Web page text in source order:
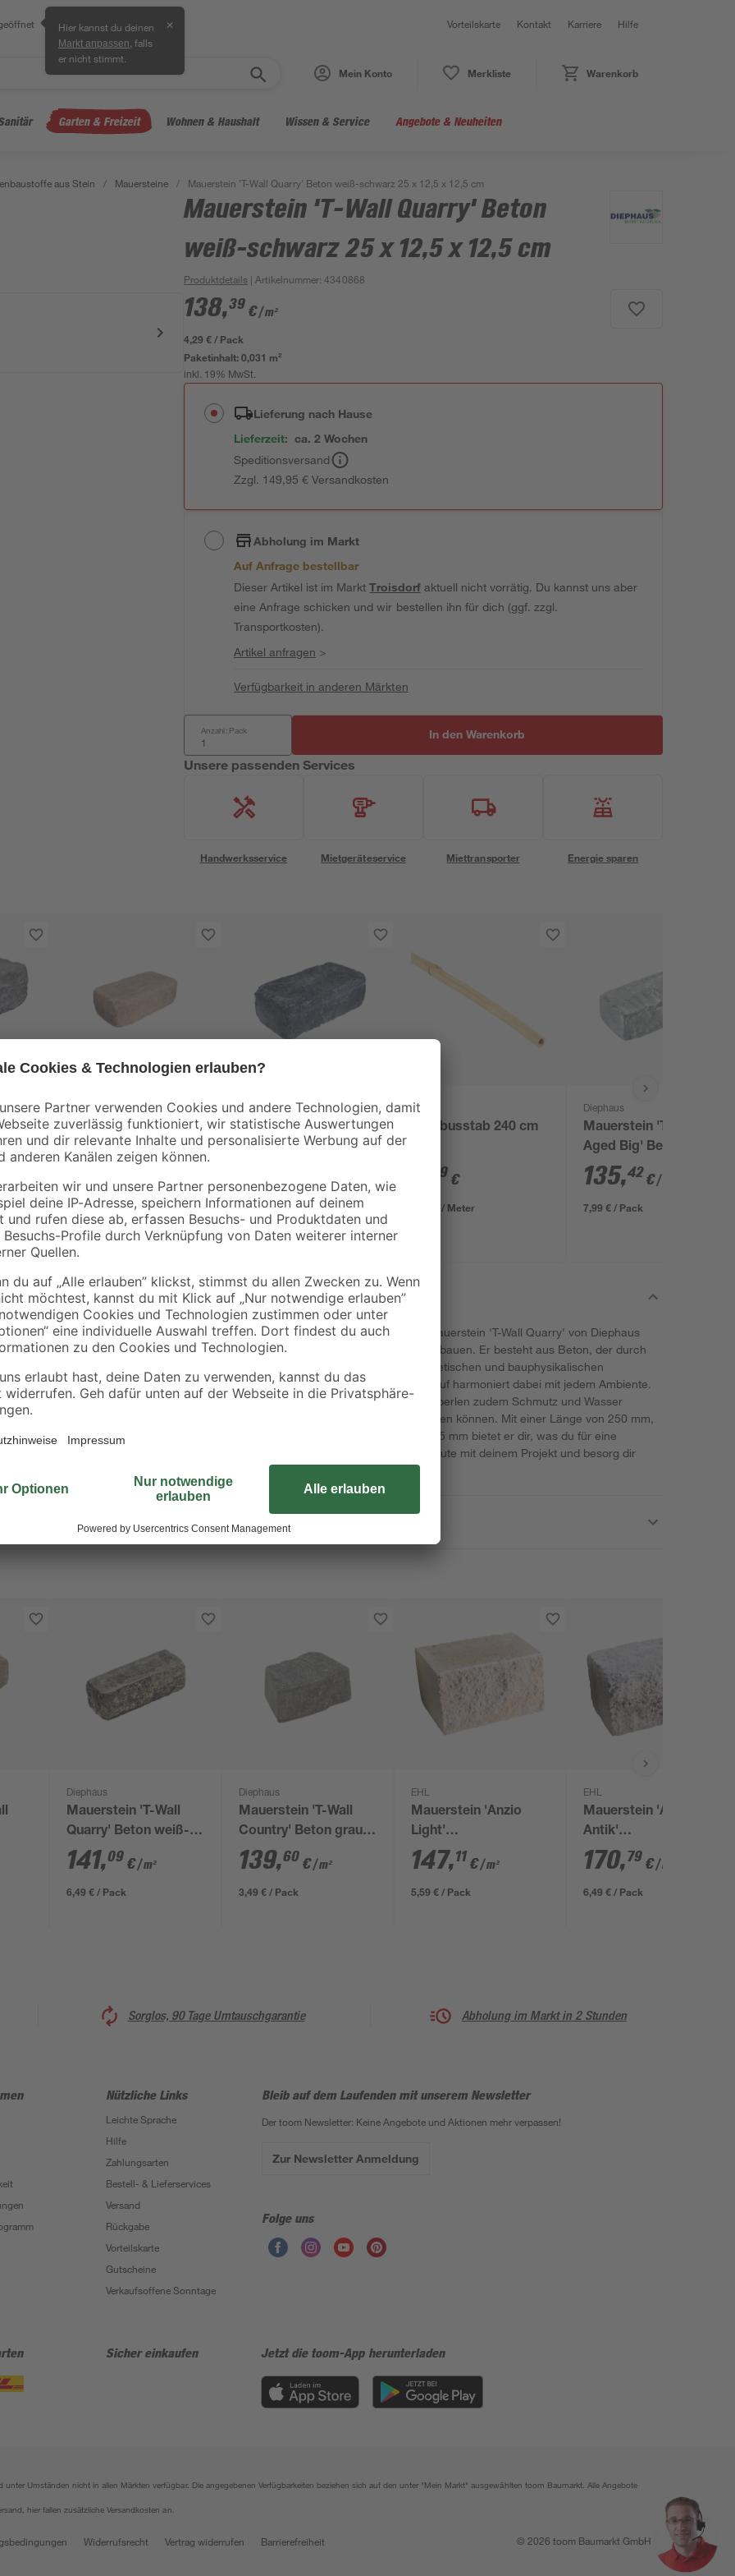
Hier kannst du deinen
Markt anpassen , falls
er nicht stimmt.
✕ Vorteilskarte Kontakt Karriere Hilfe
Mein Konto Merkliste Warenkorb
Garten & Freizeit Wohnen & Haushalt Wissen & Service Angebote & Neuheiten
aus Stein / Mauersteine / Mauerstein 'T-Wall Quarry' Beton weiß-schwarz 25 x 12,5 x 12,5 cm
Mauerstein 'T-Wall Quarry' Beton
weiß-schwarz 25 x 12,5 x 12,5 cm
Produktdetails | Artikelnummer:4340868
138,39 €/ m²
4,29 € / Pack
Paketinhalt:0,031 m²
inkl. 19% MwSt.
Lieferung nach Hause
Lieferzeit: ca. 2 Wochen
Speditionsversand
Zzgl. 149,95 € Versandkosten
Abholung im Markt
Auf Anfrage bestellbar
Dieser Artikel ist im MarktTroisdorfaktuell nicht vorrätig. Du kannst uns aber
eine Anfrage schicken und wir bestellen ihn für dich (ggf. zzgl.
Transportkosten).
Artikel anfragen >
Verfügbarkeit in anderen Märkten
Anzahl: Pack In den Warenkorb
Unsere passenden Services
Handwerksservice Mietgeräteservice Miettransporter Energie sparen
12
EHL
Mauerstein 'Verona
Antik' muschelkalk 40
x 20 x 14 cm
99, € / m²
5,59 € / Pack
EHL
Mauerstein 'Verona
Antik' anthrazit 20 x
99, €/ m²
5,59 € / Pack
Bambusstab 240 cm
99 €
1,66 € / Meter
Diephaus
Mauerstein 'T-Wall
Aged Big' Beton grau
42 x 21 x 14 cm
135,42€/ m²
7,99 € / Pack
ab 3 bis 5 Lagen
keine speziellen
hohe Farbbeständigkeit
Pflege)
Sichtschutz und Blickfang zugleich – mit dem Mauerstein 'T-Wall Quarry' von Diephaus
kannst du eine Mauer für deine Oase im Garten bauen. Er besteht aus Beton, der durch
seine hohe Langlebigkeit, seine statischen, ästhetischen und bauphysikalischen
Eigenschaften besticht. Der natürliche Farbverlauf harmoniert dabei mit jedem Ambiente.
An dem Mauerstein mit der PE-3-Beschichtung perlen zudem Schmutz und Wasser
einfach ab, sodass Pilze und Moos nicht entstehen können. Mit einer Länge von 250 mm,
einer Breite von 125 mm und einer Höhe von 125 mm bietet er dir, was du für eine
erfolgreiche Verlegung benötigst. Starte noch heute mit deinem Projekt und besorg dir
deinen Mauerstein bei uns.
30
Diephaus
Mauerstein 'T-Wall
Quarry' Beton weiß-
schwarz 37,5 x 12,5 x
12,5 cm
141,09 €/ m²
6,49 € / Pack
Diephaus
Mauerstein 'T-Wall
Country' Beton grau
25 x 18 x 10 cm
139,60 €/ m²
3,49 € / Pack
EHL
Mauerstein 'Anzio
Light'
sandsetinfarben 25 x
18 x 15 cm
147,11 €/ m²
5,59 € / Pack
EHL
Mauerstein 'Anzio
Antik'
muschelkalkfarben 25
x 18 x 15 cm
170,79 €/ m²
6,49 € / Pack
Sorglos, 90 Tage Umtauschgarantie Abholung im Markt in 2 Stunden
Nützliche Links
Leichte Sprache
Hilfe
Zahlungsarten
Bestell- & Lieferservices
Versand
Rückgabe
Vorteilskarte
Gutscheine
Verkaufsoffene Sonntage
Bleib auf dem Laufenden mit unserem Newsletter
Der toom Newsletter: Keine Angebote und Aktionen mehr verpassen!
Zur Newsletter Anmeldung
Folge uns
Sicher einkaufen Jetzt die toom-App herunterladen
Umständen nicht in allen Märkten verfügbar. Die angegebenen Verfügbarkeiten beziehen sich auf den unter "Mein Markt" ausgewählten toom Baumarkt. Alle Angebote
hier fallen zusätzliche Versandkosten an.
Widerrufsrecht Vertrag widerrufen Barrierefreiheit © 2026 toom Baumarkt GmbH